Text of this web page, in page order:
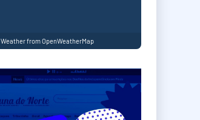
Weather from OpenWeatherMap